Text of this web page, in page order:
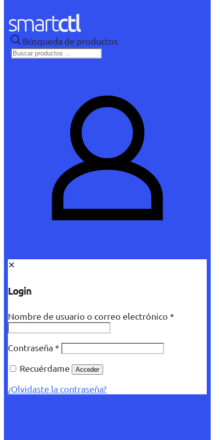
Búsqueda de productos
✕
Login
Nombre de usuario o correo electrónico *
Contraseña *
Recuérdame
Acceder
¿Olvidaste la contraseña?